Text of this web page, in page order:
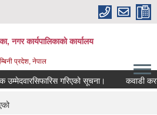
नगर कार्यपालिकाकाे कार्यालय
प्रदेश, नेपाल
गरिएको सूचना। कवाडी करको